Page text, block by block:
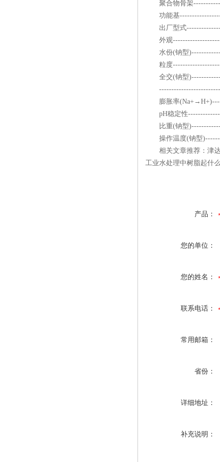
聚合物骨架
功能基
出厂型式
外观
水份(钠型
粒度
全交(钠型
膨胀率
pH稳定性
比重(钠型
操作温度(钠型
相关文章推荐：津达
工业水处理中树脂起什
产品：
您的单位：
您的姓名：
联系电话：
常用邮箱：
省份：
详细地址：
补充说明：